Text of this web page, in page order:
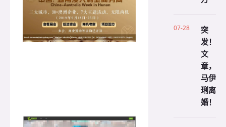
07-28
突
发！
文
章，
马伊
琍离
婚！